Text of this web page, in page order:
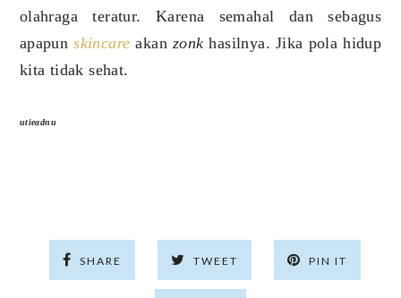
olahraga teratur. Karena semahal dan sebagus
apapunskincare akan zonk hasilnya. Jika pola hidup
kita tidak sehat.
utieadnu
SHARE TWEET PIN IT